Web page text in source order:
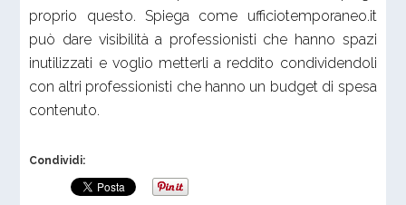
proprio questo. Spiega come ufficiotemporaneo.it
può dare visibilità a professionisti che hanno spazi
inutilizzati e voglio metterli a reddito condividendoli
con altri professionisti che hanno un budget di spesa
contenuto.
Condividi: